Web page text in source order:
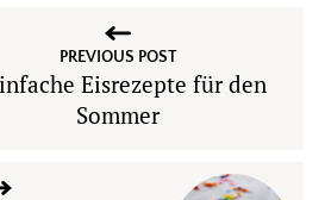
PREVIOUS POST
Eisrezepte für den
Sommer